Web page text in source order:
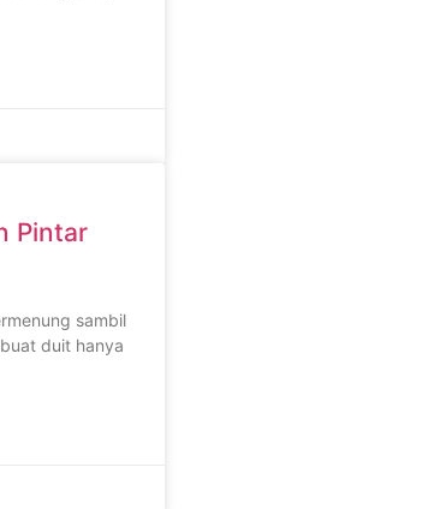
Pintar
sambil
duit hanya